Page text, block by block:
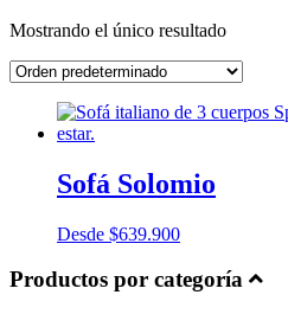
Mostrando el único resultado
Sofá Solomio
Desde $639.900
Productos por categoría